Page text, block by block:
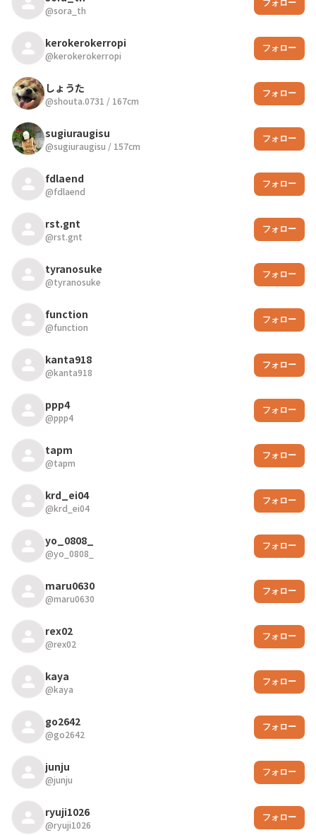
@sora_th
フォロー
kerokerokerropi
@kerokerokerropi
フォロー
しょうた
@shouta.0731 / 167cm
フォロー
sugiuraugisu
@sugiuraugisu / 157cm
フォロー
fdlaend
@fdlaend
フォロー
rst.gnt
@rst.gnt
フォロー
tyranosuke
@tyranosuke
フォロー
function
@function
フォロー
kanta918
@kanta918
フォロー
ppp4
@ppp4
フォロー
tapm
@tapm
フォロー
krd_ei04
@krd_ei04
フォロー
yo_0808_
@yo_0808_
フォロー
maru0630
@maru0630
フォロー
rex02
@rex02
フォロー
kaya
@kaya
フォロー
go2642
@go2642
フォロー
junju
@junju
フォロー
ryuji1026
@ryuji1026
フォロー